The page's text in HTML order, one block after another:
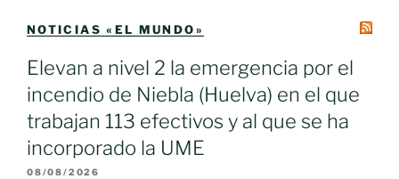
NOTICIAS «EL MUNDO»
Elevan a nivel 2 la emergencia por el
incendio de Niebla (Huelva) en el que
trabajan 113 efectivos y al que se ha
incorporado la UME
08/08/2026